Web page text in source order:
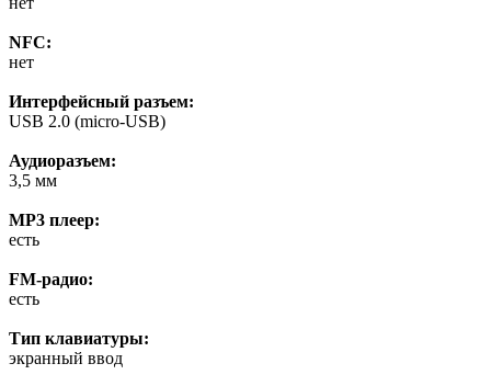
NFC:
нет
Интерфейсный разъем:
USB 2.0 (micro-USB)
Аудиоразъем:
3,5 мм
MP3 плеер:
есть
FM-радио:
есть
Тип клавиатуры:
экранный ввод